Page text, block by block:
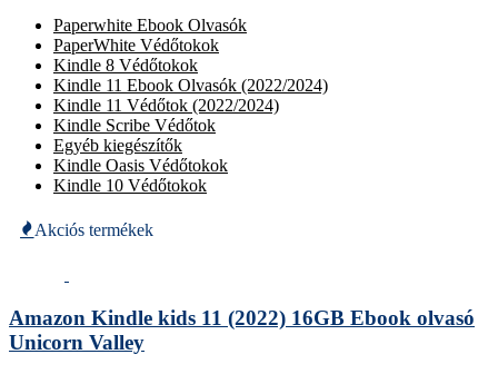
Paperwhite Ebook Olvasók
PaperWhite Védőtokok
Kindle 8 Védőtokok
Kindle 11 Ebook Olvasók (2022/2024)
Kindle 11 Védőtok (2022/2024)
Kindle Scribe Védőtok
Egyéb kiegészítők
Kindle Oasis Védőtokok
Kindle 10 Védőtokok
Akciós termékek
Amazon Kindle kids 11 (2022) 16GB Ebook olvasó
Unicorn Valley